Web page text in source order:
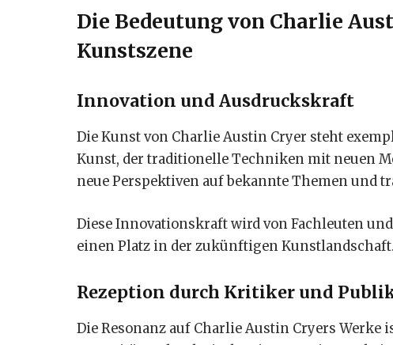
Die Bedeutung von Charlie
Kunstszene
Innovation und Ausdruckskraft
Die Kunst von Charlie Austin Cryer steht
Kunst, der traditionelle Techniken mit neuen
neue Perspektiven auf bekannte Themen und
Diese Innovationskraft wird von Fachleuten
einen Platz in der zukünftigen Kunstlandschaft.
Rezeption durch Kritiker und
Die Resonanz auf Charlie Austin Cryers